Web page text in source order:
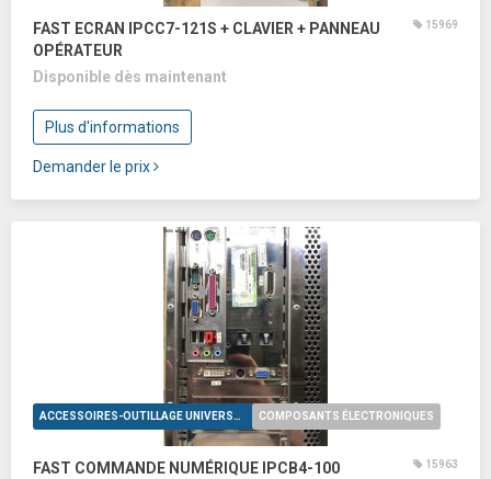
FAST ECRAN IPCC7-121S + CLAVIER + PANNEAU
OPÉRATEUR
15969
Disponible dès maintenant
Plus d'informations
Demander le prix
ACCESSOIRES-OUTILLAGE UNIVERSELS COMPOSANTS ÉLECTRONIQUES
FAST COMMANDE NUMÉRIQUE IPCB4-100 15963